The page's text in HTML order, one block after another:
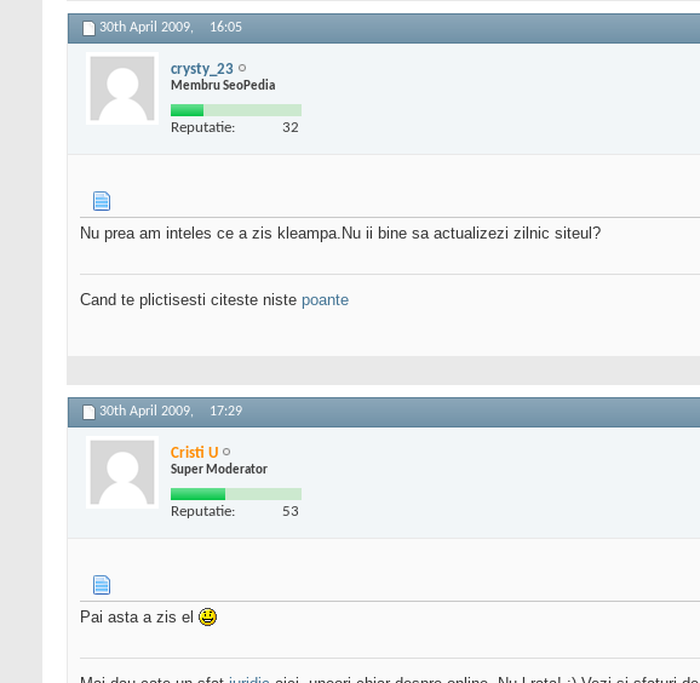
30th April 2009, 16:05
crysty_23
Membru SeoPedia
Reputatie: 32
Nu prea am inteles ce a zis kleampa.Nu ii bine sa actualizezi zilnic siteul?
Cand te plictisesti citeste niste poante
30th April 2009, 17:29
Cristi U
Super Moderator
Reputatie: 53
Pai asta a zis el